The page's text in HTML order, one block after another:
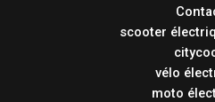
scooter
vélo
moto